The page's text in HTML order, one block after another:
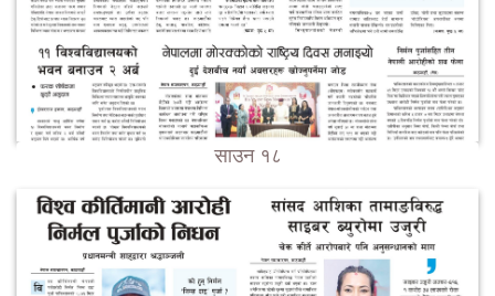
साउन १८